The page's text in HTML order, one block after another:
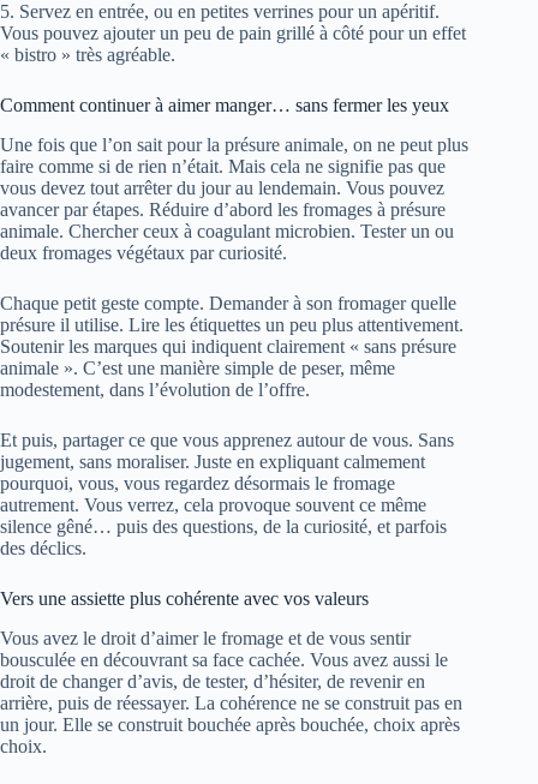
5. Servez en entrée, ou en petites verrines pour un apéritif.
Vous pouvez ajouter un peu de pain grillé à côté pour un effet
« bistro » très agréable.
Comment continuer à aimer manger… sans fermer les yeux
Une fois que l’on sait pour la présure animale, on ne peut plus
faire comme si de rien n’était. Mais cela ne signifie pas que
vous devez tout arrêter du jour au lendemain. Vous pouvez
avancer par étapes. Réduire d’abord les fromages à présure
animale. Chercher ceux à coagulant microbien. Tester un ou
deux fromages végétaux par curiosité.
Chaque petit geste compte. Demander à son fromager quelle
présure il utilise. Lire les étiquettes un peu plus attentivement.
Soutenir les marques qui indiquent clairement « sans présure
animale ». C’est une manière simple de peser, même
modestement, dans l’évolution de l’offre.
Et puis, partager ce que vous apprenez autour de vous. Sans
jugement, sans moraliser. Juste en expliquant calmement
pourquoi, vous, vous regardez désormais le fromage
autrement. Vous verrez, cela provoque souvent ce même
silence gêné… puis des questions, de la curiosité, et parfois
des déclics.
Vers une assiette plus cohérente avec vos valeurs
Vous avez le droit d’aimer le fromage et de vous sentir
bousculée en découvrant sa face cachée. Vous avez aussi le
droit de changer d’avis, de tester, d’hésiter, de revenir en
arrière, puis de réessayer. La cohérence ne se construit pas en
un jour. Elle se construit bouchée après bouchée, choix après
choix.